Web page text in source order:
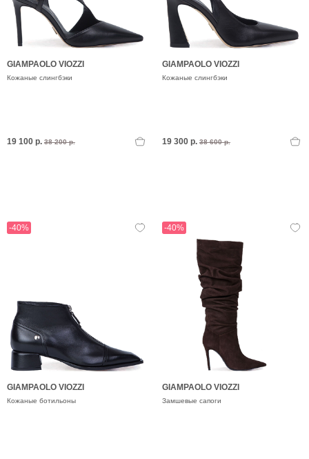
GIAMPAOLO VIOZZI
Кожаные слингбэки
19 100 р. 38 200 р.
GIAMPAOLO VIOZZI
Кожаные слингбэки
19 300 р. 38 600 р.
-40%
GIAMPAOLO VIOZZI
Кожаные ботильоны
-40%
GIAMPAOLO VIOZZI
Замшевые сапоги